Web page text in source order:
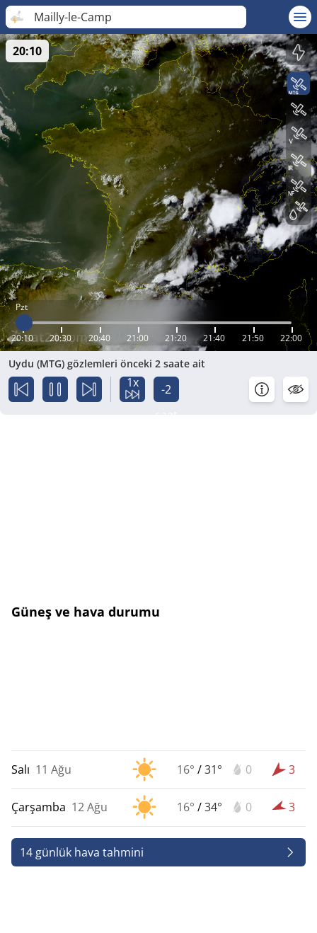
Mailly-le-Camp
Pzt
20:10 20:30 20:40 21:00 21:20 21:40 21:50 22:00
20:10
Uydu (MTG) gözlemleri önceki 2 saate ait
1x
-2
Güneş ve hava durumu
Salı 11 Ağu 16° /31° 0 3
Çarşamba 12 Ağu 16° /34° 0 3
14 günlük hava tahmini